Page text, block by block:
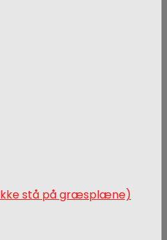
stå på græsplæne)